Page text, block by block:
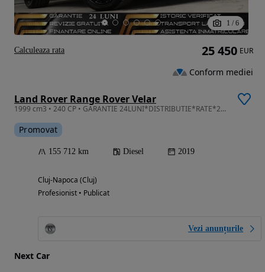
1 / 6
Land Rover Range Rover Velar
1999 cm3 • 240 CP • GARANTIE 24LUNI*DISTRIBUTIE*RATE*240Cp*4x4*R Dynamic*Led*Piele*Digital
Promovat
155 712 km Diesel 2019
Cluj-Napoca (Cluj)
Profesionist • Publicat
Vezi anunțurile
Next Car
25 450 EUR
Conform mediei
Calculeaza rata